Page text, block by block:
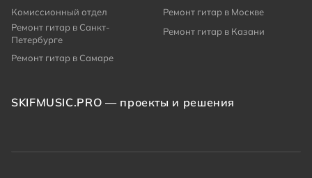
Комиссионный отдел
Ремонт гитар в Москве
Ремонт гитар в Санкт-
Петербурге
Ремонт гитар в Казани
Ремонт гитар в Самаре
SKIFMUSIC.PRO — проекты и решения